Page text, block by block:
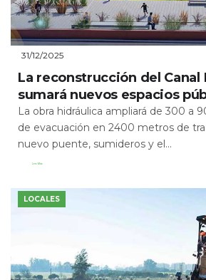
31/12/2025
La reconstrucción del Canal
sumará nuevos espacios
La obra hidráulica ampliará de 300 a
de evacuación en 2400 metros de
nuevo puente, sumideros y el...
Leer Más
LOCALES